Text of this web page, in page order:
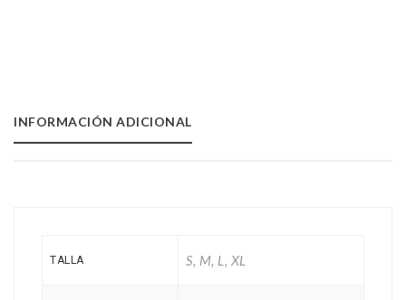
INFORMACIÓN ADICIONAL
TALLA S, M, L, XL